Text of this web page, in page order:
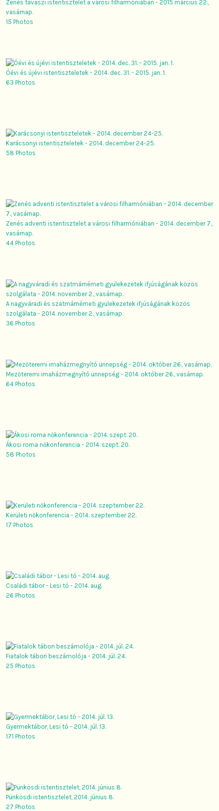
Zenés tavaszi istentisztelet a városi filharmóniában - 2015 március 22.,
vasárnap.
15 Photos
Óévi és újévi istentiszteletek - 2014. dec. 31. - 2015. jan. 1.
63 Photos
Karácsonyi istentiszteletek - 2014. december 24-25.
58 Photos
Zenés adventi istentisztelet a városi filharmóniában - 2014. december 7.,
vasárnap.
44 Photos
A nagyváradi és szatmárnémeti gyülekezetek ifjúságának közös
szolgálata - 2014. november 2., vasárnap.
36 Photos
Mezőteremi imaházmegnyító ünnepség - 2014. október 26., vasárnap.
64 Photos
Ákosi roma nőkonferencia - 2014. szept. 20.
58 Photos
Kerületi nőkonferencia - 2014. szeptember 22.
17 Photos
Családi tábor - Lesi tó - 2014. aug.
26 Photos
Fiatalok tábori beszámolója - 2014. júl. 24.
25 Photos
Gyermektábor, Lesi tó - 2014. júl. 13.
171 Photos
Pünkösdi istentisztelet, 2014. június 8.
27 Photos